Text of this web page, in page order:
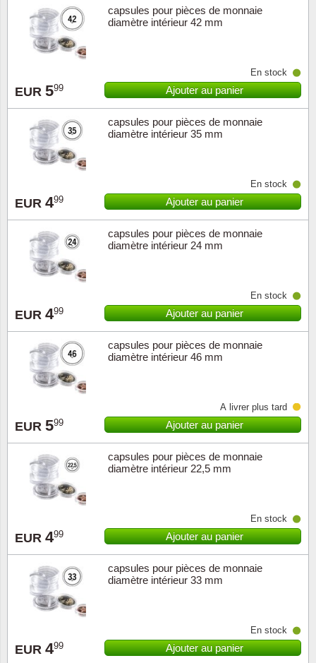
capsules pour pièces de monnaie
diamètre intérieur 42 mm
EUR 599
En stock
Ajouter au panier
capsules pour pièces de monnaie
diamètre intérieur 35 mm
EUR 499
En stock
Ajouter au panier
capsules pour pièces de monnaie
diamètre intérieur 24 mm
EUR 499
En stock
Ajouter au panier
capsules pour pièces de monnaie
diamètre intérieur 46 mm
EUR 599
À livrer plus tard
Ajouter au panier
capsules pour pièces de monnaie
diamètre intérieur 22,5 mm
EUR 499
En stock
Ajouter au panier
capsules pour pièces de monnaie
diamètre intérieur 33 mm
EUR 499
En stock
Ajouter au panier